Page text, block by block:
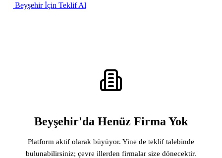
Beyşehir İçin Teklif Al
Beyşehir'da Henüz Firma Yok
Platform aktif olarak büyüyor. Yine de teklif talebinde
bulunabilirsiniz; çevre illerden firmalar size dönecektir.